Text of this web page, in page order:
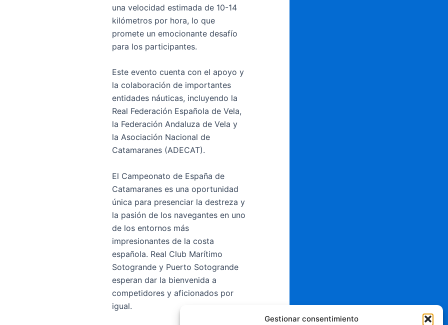
Gestionar consentimiento
una velocidad estimada de 10-14
kilómetros por hora, lo que
promete un emocionante desafío
para los participantes.
Este evento cuenta con el apoyo y
la colaboración de importantes
entidades náuticas, incluyendo la
Real Federación Española de Vela,
la Federación Andaluza de Vela y
la Asociación Nacional de
Catamaranes (ADECAT).
El Campeonato de España de
Catamaranes es una oportunidad
única para presenciar la destreza y
la pasión de los navegantes en uno
de los entornos más
impresionantes de la costa
española. Real Club Marítimo
Sotogrande y Puerto Sotogrande
esperan dar la bienvenida a
competidores y aficionados por
igual.